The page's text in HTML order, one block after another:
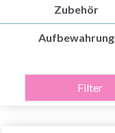
Zubehör
Aufbewahrung
Filter